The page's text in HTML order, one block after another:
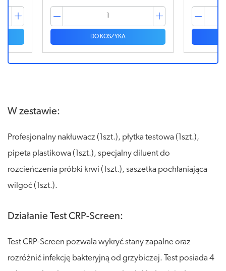
DO KOSZYKA
W zestawie:
Profesjonalny nakłuwacz (1szt.), płytka testowa (1szt.),
pipeta plastikowa (1szt.), specjalny diluent do
rozcieńczenia próbki krwi (1szt.), saszetka pochłaniająca
wilgoć (1szt.).
Działanie Test CRP-Screen:
Test CRP-Screen pozwala wykryć stany zapalne oraz
rozróżnić infekcję bakteryjną od grzybiczej. Test posiada 4